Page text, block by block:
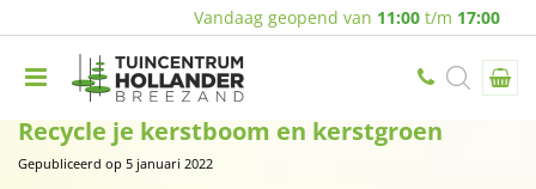
Vandaag geopend van 11:00 t/m 17:00
Recycle je kerstboom en kerstgroen
Gepubliceerd op 5 januari 2022